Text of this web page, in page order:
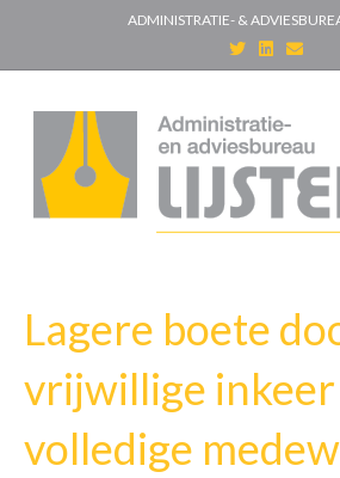
ADMINISTRATIE- &
T
w
i
e
r
n
d
i
n
E
m
a
Lagere boete
vrijwillige inkeer
volledige